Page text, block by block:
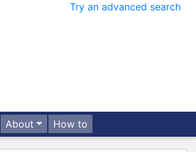
Try an advanced search
About How to